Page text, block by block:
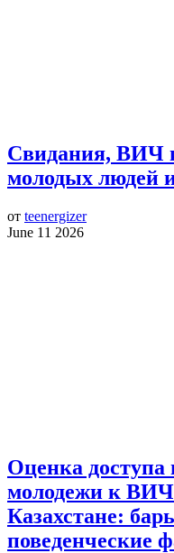
Свидания, ВИЧ
молодых людей
от teenergizer
June 11 2026
Оценка доступа
молодежи к
Казахстане:
поведенческие